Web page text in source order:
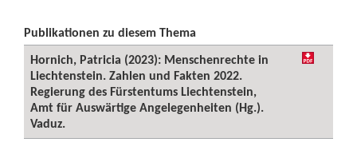
Publikationen zu diesem Thema
Hornich, Patricia (2023): Menschenrechte in
Liechtenstein. Zahlen und Fakten 2022.
Regierung des Fürstentums Liechtenstein,
Amt für Auswärtige Angelegenheiten (Hg.).
Vaduz.